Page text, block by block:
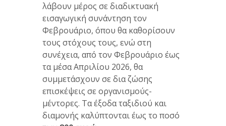
λάβουν μέρος σε διαδικτυακή
εισαγωγική συνάντηση τον
Φεβρουάριο, όπου θα καθορίσουν
τους στόχους τους, ενώ στη
συνέχεια, από τον Φεβρουάριο έως
τα μέσα Απριλίου 2026, θα
συμμετάσχουν σε δια ζώσης
επισκέψεις σε οργανισμούς-
μέντορες. Τα έξοδα ταξιδιού και
διαμονής καλύπτονται έως το ποσό